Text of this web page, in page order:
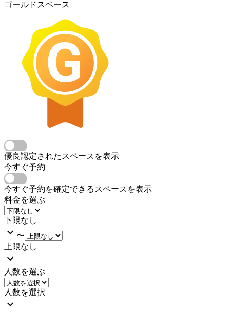
ゴールドスペース
優良認定されたスペースを表示
今すぐ予約
今すぐ予約を確定できるスペースを表示
料金を選ぶ
下限なし
〜
上限なし
人数を選ぶ
人数を選択